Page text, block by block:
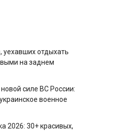
уехавших отдыхать
на заднем
силе ВС России:
военное
2026: 30+ красивых,